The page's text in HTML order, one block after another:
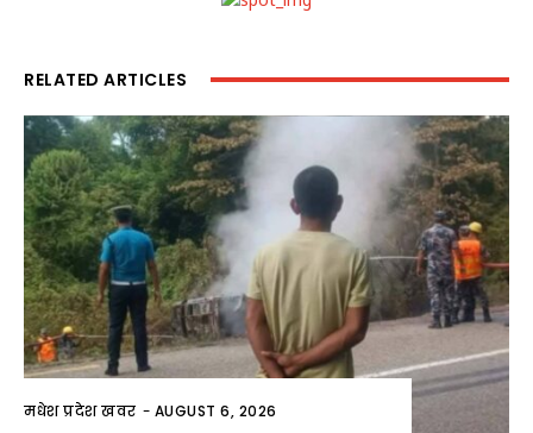
RELATED ARTICLES
मधेश प्रदेश खवर - AUGUST 6, 2026